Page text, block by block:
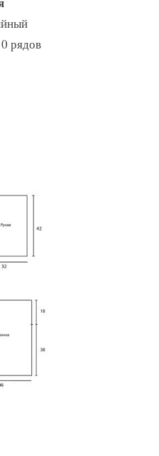
рядов